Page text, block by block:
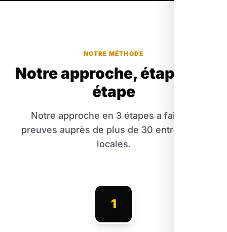
NOTRE MÉTHODE
Notre approche, étape par
étape
Notre approche en 3 étapes a fait ses
preuves auprès de plus de 30 entreprises
locales.
1